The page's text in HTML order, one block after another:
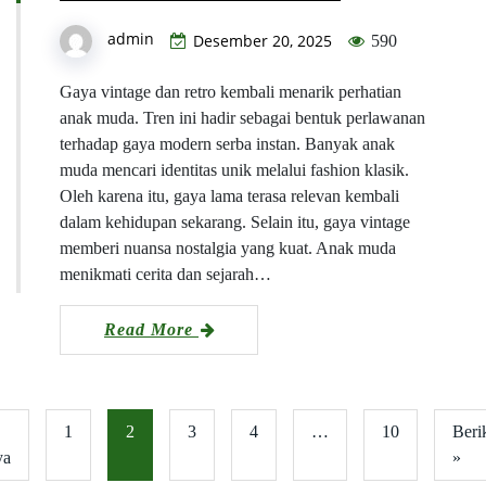
admin Desember 20, 2025 590
Gaya vintage dan retro kembali menarik perhatian
anak muda. Tren ini hadir sebagai bentuk perlawanan
terhadap gaya modern serba instan. Banyak anak
muda mencari identitas unik melalui fashion klasik.
Oleh karena itu, gaya lama terasa relevan kembali
dalam kehidupan sekarang. Selain itu, gaya vintage
memberi nuansa nostalgia yang kuat. Anak muda
menikmati cerita dan sejarah…
Read More
1 2 3 4 … 10
»